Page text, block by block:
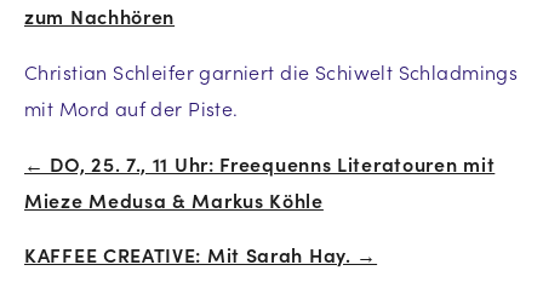
zum Nachhören
Christian Schleifer garniert die Schiwelt Schladmings
mit Mord auf der Piste.
Beitrags-
← DO, 25. 7., 11 Uhr: Freequenns Literatouren mit
Mieze Medusa & Markus Köhle
KAFFEE CREATIVE: Mit Sarah Hay. →